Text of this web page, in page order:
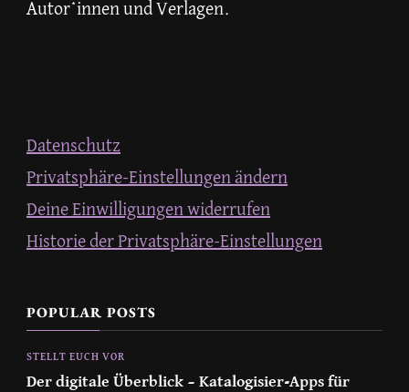
Autor*innen und Verlagen.
Datenschutz
Privatsphäre-Einstellungen ändern
Deine Einwilligungen widerrufen
Historie der Privatsphäre-Einstellungen
POPULAR POSTS
STELLT EUCH VOR
Der digitale Überblick – Katalogisier-Apps für